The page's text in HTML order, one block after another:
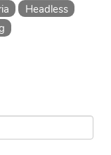
Headless